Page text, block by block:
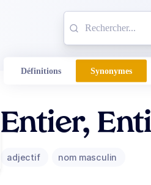
Définitions Synonymes
Entier,
adjectif nom masculin